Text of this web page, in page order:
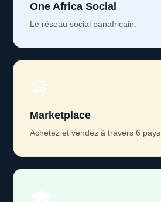
One Africa Social
Le réseau social panafricain.
🛒
Marketplace
Achetez et vendez à travers 6 pays.